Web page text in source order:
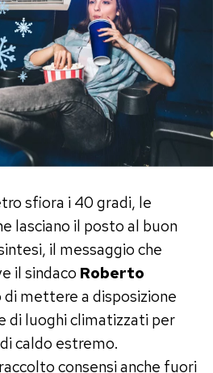
sfiora i 40 gradi, le
lasciano il posto al buon
il messaggio che
il sindaco Roberto
di mettere a disposizione
di luoghi climatizzati per
caldo estremo.
consensi anche fuori